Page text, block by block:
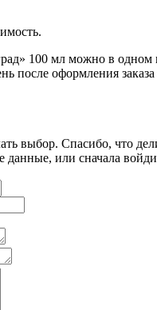
100 мл можно в
после оформления
выбор. Спасибо, что
или сначала